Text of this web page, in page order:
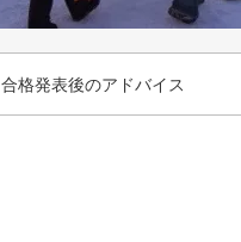
合格発表後のアドバイス